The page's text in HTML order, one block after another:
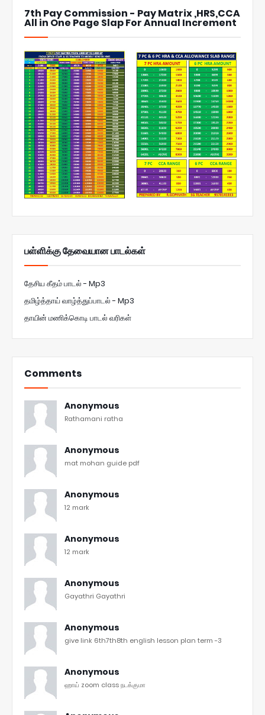
7th Pay Commission - Pay Matrix ,HRS,CCA
All in One Page Slap For Annual Increment
பள்ளிக்கு தேவையான பாடல்கள்
தேசிய கீதம் பாடல் - Mp3
தமிழ்த்தாய் வாழ்த்துப்பாடல் - Mp3
தாயின் மணிக்கொடி பாடல் வரிகள்
Comments
Anonymous
Rathamani ratha
Anonymous
mat mohan guide pdf
Anonymous
12 mark
Anonymous
12 mark
Anonymous
Gayathri Gayathri
Anonymous
give link 6th7th8th english lesson plan term -3
Anonymous
ஹாய் zoom class நடக்குமா